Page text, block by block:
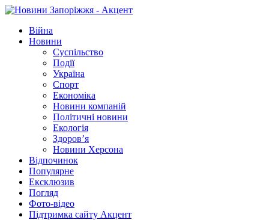
Війна
Новини
Суспільство
Події
Україна
Спорт
Економіка
Новини компаній
Політичні новини
Екологія
Здоров’я
Новини Херсона
Відпочинок
Популярне
Ексклюзив
Погляд
Фото-відео
Підтримка сайту Акцент